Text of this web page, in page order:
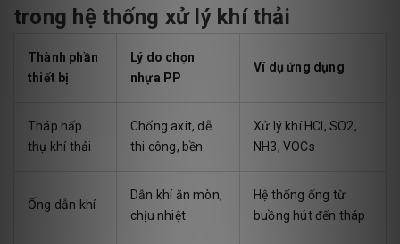
trong hệ thống xử lý khí thải
Thành phần
thiết bị
Lý do chọn
nhựa PP
Ví dụ ứng dụng
Tháp hấp
thụ khí thải
Chống axit, dễ
thi công, bền
Xử lý khí HCl, SO2,
NH3, VOCs
Ống dẫn khí
Dẫn khí ăn mòn,
chịu nhiệt
Hệ thống ống từ
buồng hút đến tháp